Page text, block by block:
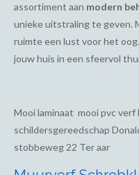
assortiment aan modern
unieke uitstraling te geven.
ruimte een lust voor het
jouw huis in een sfeervol
Mooi laminaat mooi pvc
schildersgereedschap
stobbeweg 22 Ter aar